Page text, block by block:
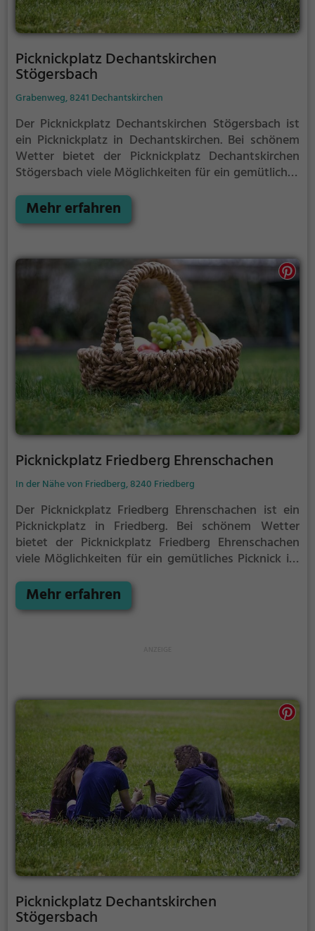
Picknickplatz Dechantskirchen
Stögersbach
Grabenweg, 8241 Dechantskirchen
Der Picknickplatz Dechantskirchen Stögersbach ist
ein Picknickplatz in Dechantskirchen. Bei schönem
Wetter bietet der Picknickplatz Dechantskirchen
Stögersbach viele Möglichkeiten für ein gemütliches
Tagesausflug oder als kurze Pause zwischendurch,
der Picknickplatz Dechantskirchen Stögersbach ist
und ein leckeres Essen unter freiem Himmel zu
genießen.
Mehr erfahren
Picknickplatz Friedberg Ehrenschachen
In der Nähe von Friedberg, 8240 Friedberg
Der Picknickplatz Friedberg Ehrenschachen ist ein
Picknickplatz in Friedberg. Bei schönem Wetter
bietet der Picknickplatz Friedberg Ehrenschachen
viele Möglichkeiten für ein gemütliches Picknick im
als kurze Pause zwischendurch, der Picknickplatz
Friedberg Ehrenschachen ist der perfekte Ort, um die
Mehr erfahren
Picknickplatz Dechantskirchen
Stögersbach